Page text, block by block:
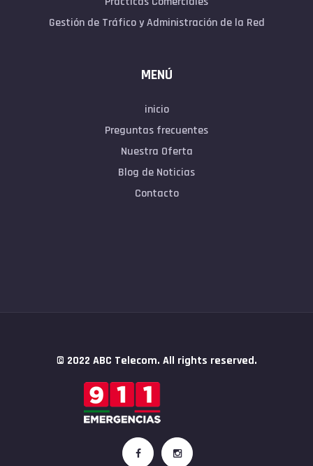
Gestión de Tráfico y Administración de la Red
MENÚ
inicio
Preguntas frecuentes
Nuestra Oferta
Blog de Noticias
Contacto
© 2022 ABC Telecom. All rights reserved.